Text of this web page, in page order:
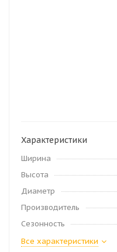
Характеристики
Ширина
Высота
Диаметр
Производитель
Сезонность
Все характеристики